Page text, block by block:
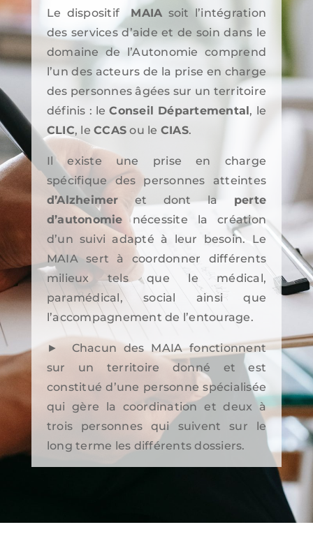
Le dispositifMAIA soit l’intégration
des services d’aide et de soin dans le
domaine de l’Autonomie comprend
l’un des acteurs de la prise en charge
des personnes âgées sur un territoire
définis : leConseil Départemental , le
CLIC, leCCAS ou le CIAS.
Il existe une prise en charge
spécifique des personnes atteintes
d’Alzheimer et dont la perte
d’autonomie nécessite la création
d’un suivi adapté à leur besoin. Le
MAIA sert à coordonner différents
milieux tels que le médical,
paramédical, social ainsi que
l’accompagnement de l’entourage.
►
Chacun des MAIA fonctionnent
sur un territoire donné et est
constitué d’une personne spécialisée
qui gère la coordination et deux à
trois personnes qui suivent sur le
long terme les différents dossiers.